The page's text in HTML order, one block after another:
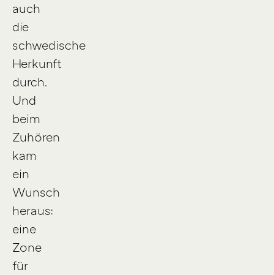
auch
die
schwedische
Herkunft
durch.
Und
beim
Zuhören
kam
ein
Wunsch
heraus:
eine
Zone
für